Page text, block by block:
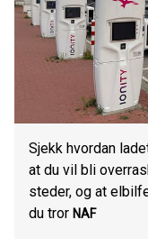
Sjekk hvordan
at du vil bli
steder, og at
du tror NAF